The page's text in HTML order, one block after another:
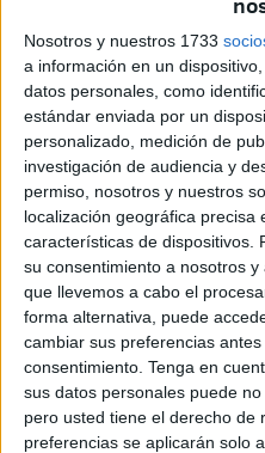
Nosotros y nuestros 1733
a información en un
datos personales, como
estándar enviada por un
personalizado, medición de
investigación de audiencia y
permiso, nosotros y nuestros
localización geográfica precisa
características de dispositivos.
su consentimiento a nosotros
que llevemos a cabo el
forma alternativa, puede
cambiar sus preferencias
consentimiento. Tenga en
sus datos personales puede
pero usted tiene el derecho de
preferencias se aplicarán solo
LaMarina marroquíha
embarcación de recreo,
costa deCastillejos a los
Lo hizo ante la sospecha de
caso de tráfico de
al descubrir que en su
entre ellos un menor de edad.
Según los datos publicados
ellostanjanews,la
costas de Ceutay estaba
español, acompañado de
un menor de edad de origen